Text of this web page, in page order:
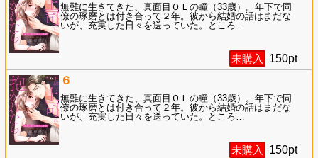
無難に生きてきた、真面目ＯＬの瞳（33歳）。年下で同
僚の琢磨とは付き合って２年。彼から結婚の話はまだな
いが、充実した日々を送っていた。ところ
未購入 150pt
６
無難に生きてきた、真面目ＯＬの瞳（33歳）。年下で同
僚の琢磨とは付き合って２年。彼から結婚の話はまだな
いが、充実した日々を送っていた。ところ
未購入 150pt